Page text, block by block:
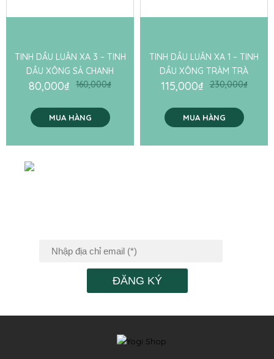
TINH DẦU LUÂN XA 3 – TINH
DẦU XÔNG SẢ CHANH
160,000₫
80,000₫
MUA HÀNG
TINH DẦU LUÂN XA 1 – TINH
DẦU XÔNG TRÀM TRÀ
230,000₫
115,000₫
MUA HÀNG
ĐĂNG KÝ